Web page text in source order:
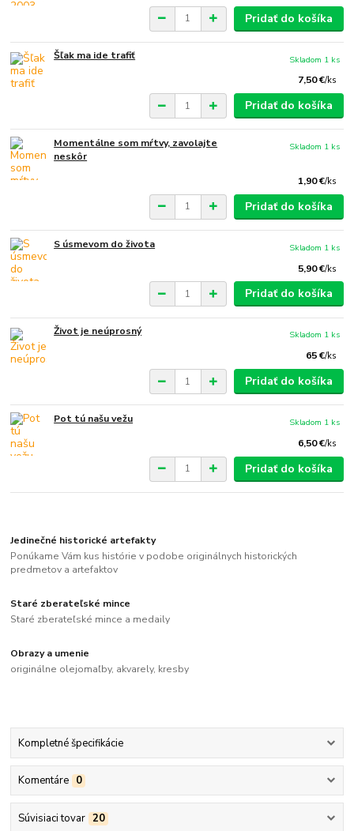
Pridať do košíka
Šľak ma ide trafiť
7,50 €/ks
Skladom 1 ks
Pridať do košíka
Momentálne som mŕtvy, zavolajte
neskôr
1,90 €/ks
Skladom 1 ks
Pridať do košíka
S úsmevom do života
5,90 €/ks
Skladom 1 ks
Pridať do košíka
Život je neúprosný
65 €/ks
Skladom 1 ks
Pridať do košíka
Pot tú našu vežu
6,50 €/ks
Skladom 1 ks
Pridať do košíka
Jedinečné historické artefakty
Ponúkame Vám kus histórie v podobe originálnych historických
predmetov a artefaktov
Staré zberateľské mince
Staré zberateľské mince a medaily
Obrazy a umenie
originálne olejomaľby, akvarely, kresby
Kompletné špecifikácie
Komentáre 0
Súvisiaci tovar 20